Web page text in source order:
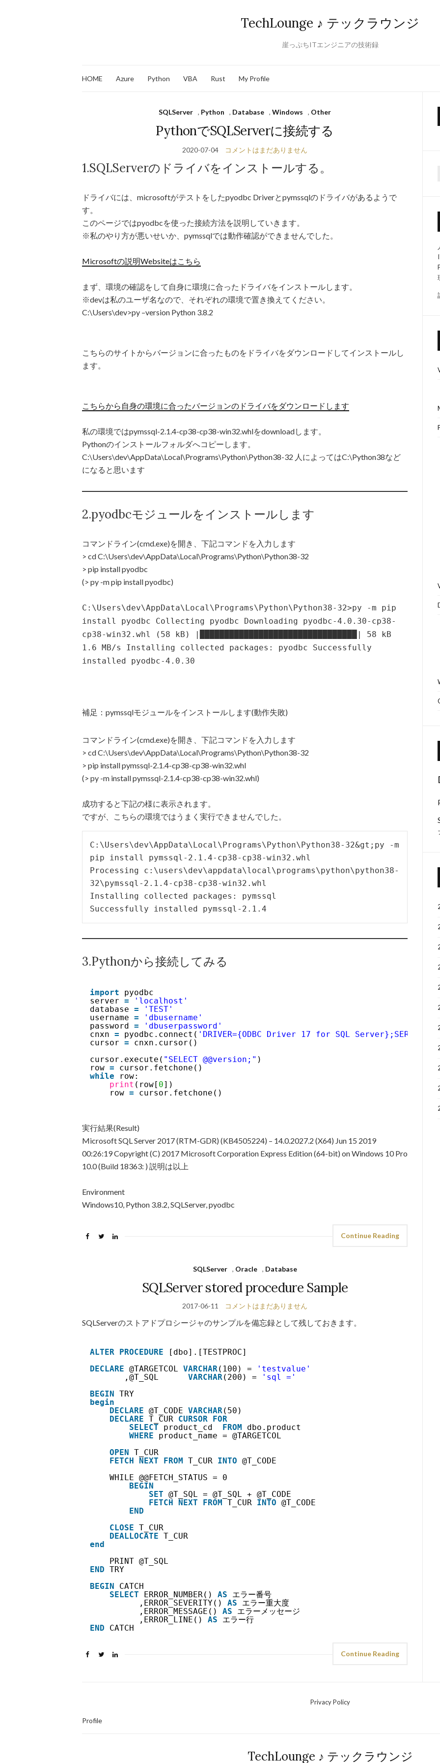
TechLounge ♪ テックラウンジ
崖っぷちITエンジニアの技術録
HOME Azure Python VBA Rust My Profile
SQLServer , Python , Database ,Windows , Other
PythonでSQLServerに接続する
2020-07-04 コメントはまだありません
1.SQLServerのドライバをインストールする。
ドライバには、microsoftがテストをしたpyodbc Driverとpymssqlのドライバがあるようで
す。
このページではpyodbcを使った接続方法を説明していきます。
※私のやり方が悪いせいか、pymssqlでは動作確認ができませんでした。
Microsoftの説明Websiteはこちら
まず、環境の確認をして自身に環境に合ったドライバをインストールします。
※devは私のユーザ名なので、それぞれの環境で置き換えてください。
C:\Users\dev>py –version Python 3.8.2
こちらのサイトからバージョンに合ったものをドライバをダウンロードしてインストールし
ます。
こちらから自身の環境に合ったバージョンのドライバをダウンロードします
私の環境ではpymssql-2.1.4-cp38-cp38-win32.whlをdownloadします。
Pythonのインストールフォルダへコピーします。
C:\Users\dev\AppData\Local\Programs\Python\Python38-32 人によってはC:\Python38など
になると思います
2.pyodbcモジュールをインストールします
コマンドライン(cmd.exe)を開き、下記コマンドを入力します
> cd C:\Users\dev\AppData\Local\Programs\Python\Python38-32
> pip install pyodbc
(> py -m pip install pyodbc)
C:\Users\dev\AppData\Local\Programs\Python\Python38-32>py -m pip
install pyodbc Collecting pyodbc Downloading pyodbc-4.0.30-cp38-
cp38-win32.whl (58 kB) |████████████████████████████████| 58 kB
1.6 MB/s Installing collected packages: pyodbc Successfully
installed pyodbc-4.0.30
補足：pymssqlモジュールをインストールします(動作失敗)
コマンドライン(cmd.exe)を開き、下記コマンドを入力します
> cd C:\Users\dev\AppData\Local\Programs\Python\Python38-32
> pip install pymssql-2.1.4-cp38-cp38-win32.whl
(> py -m install pymssql-2.1.4-cp38-cp38-win32.whl)
成功すると下記の様に表示されます。
ですが、こちらの環境ではうまく実行できませんでした。
C:\Users\dev\AppData\Local\Programs\Python\Python38-32&gt;py -m
pip install pymssql-2.1.4-cp38-cp38-win32.whl
Processing c:\users\dev\appdata\local\programs\python\python38-
32\pymssql-2.1.4-cp38-cp38-win32.whl
Installing collected packages: pymssql
Successfully installed pymssql-2.1.4
3.Pythonから接続してみる
import
pyodbc
server =
'localhost'
database =
'TEST'
username =
'dbusername'
password =
'dbuserpassword'
cnxn = pyodbc.connect( 'DRIVER={ODBC Driver 17 for SQL Server};SERVER='
cursor =
cnxn.cursor()
cursor.execute( "SELECT @@version;" )
row =
cursor.fetchone()
while
row:
print (row[ 0])
row = cursor.fetchone()
実行結果(Result)
Microsoft SQL Server 2017 (RTM-GDR) (KB4505224) – 14.0.2027.2 (X64) Jun 15 2019
00:26:19 Copyright (C) 2017 Microsoft Corporation Express Edition (64-bit) on Windows 10 Pro
10.0(Build 18363: ) 説明は以上
Environment
Windows10, Python 3.8.2, SQLServer, pyodbc
Continue Reading
SQLServer , Oracle , Database
SQLServer stored procedure Sample
2017-06-11 コメントはまだありません
SQLServerのストアドプロシージャのサンプルを備忘録として残しておきます。
ALTER PROCEDURE
[dbo].[TESTPROC]
DECLARE @TARGETCOL VARCHAR(100) =
'testvalue'
,@T_SQL VARCHAR(200) =
'sql ='
BEGIN TRY
begin
DECLARE @T_CODE VARCHAR(50)
DECLARE T_CUR CURSOR FOR
SELECT
product_cd FROM
dbo.product
WHERE
product_name = @TARGETCOL
OPEN T_CUR
FETCH
NEXT FROM T_CUR INTO @T_CODE
WHILE @@FETCH_STATUS = 0
BEGIN
SET @T_SQL = @T_SQL + @T_CODE
FETCH
NEXT FROM T_CUR INTO @T_CODE
END
CLOSE T_CUR
DEALLOCATE T_CUR
end
PRINT @T_SQL
END TRY
BEGIN
CATCH
SELECT
ERROR_NUMBER() AS
エラー番号
,ERROR_SEVERITY() AS
エラー重大度
,ERROR_MESSAGE() AS
エラーメッセージ
,ERROR_LINE() AS
エラー行
END
CATCH
Continue Reading
Privacy Policy
Profile
TechLounge ♪ テックラウンジ